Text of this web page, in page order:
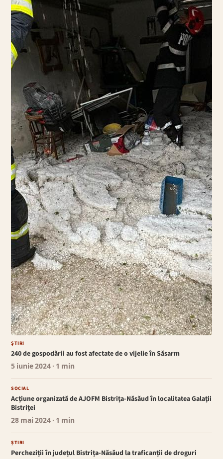
ȘTIRI
240 de gospodării au fost afectate de o vijelie în Săsarm
5 iunie 2024 · 1 min
SOCIAL
Acțiune organizată de AJOFM Bistriţa-Năsăud în localitatea Galaţii
Bistriţei
28 mai 2024 · 1 min
ȘTIRI
Percheziții în județul Bistrița-Năsăud la traficanții de droguri